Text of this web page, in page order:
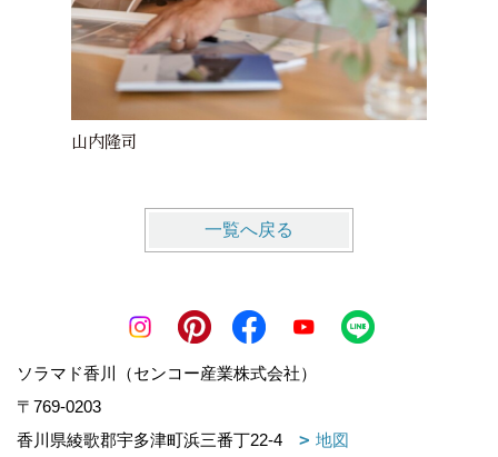
山内隆司
一覧へ戻る
ソラマド香川（センコー産業株式会社）
〒769-0203
香川県綾歌郡宇多津町浜三番丁22-4
地図